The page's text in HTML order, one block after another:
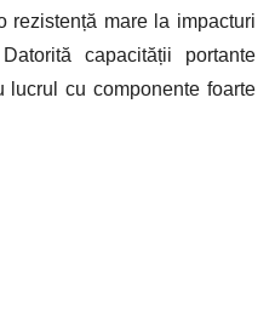
rezistență mare la impacturi
capacității portante
lucrul cu componente foarte